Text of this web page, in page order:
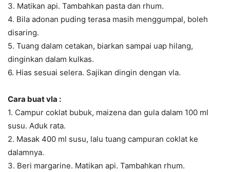
3. Matikan api. Tambahkan pasta dan rhum.
4. Bila adonan puding terasa masih menggumpal, boleh
disaring.
5. Tuang dalam cetakan, biarkan sampai uap hilang,
dinginkan dalam kulkas.
6. Hias sesuai selera. Sajikan dingin dengan vla.
Cara buat vla :
1. Campur coklat bubuk, maizena dan gula dalam 100 ml
susu. Aduk rata.
2. Masak 400 ml susu, lalu tuang campuran coklat ke
dalamnya.
3. Beri margarine. Matikan api. Tambahkan rhum.